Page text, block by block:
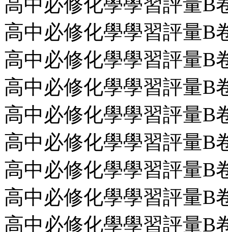
高中必修化學學習評量B
高中必修化學學習評量B
高中必修化學學習評量B
高中必修化學學習評量B
高中必修化學學習評量B
高中必修化學學習評量B
高中必修化學學習評量B
高中必修化學學習評量B
高中必修化學學習評量B